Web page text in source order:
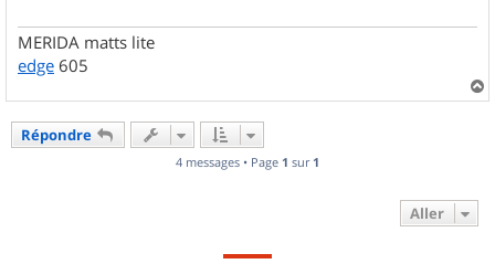
MERIDA matts lite
edge 605
a
Répondre
4 messages • Page 1 sur 1
Aller